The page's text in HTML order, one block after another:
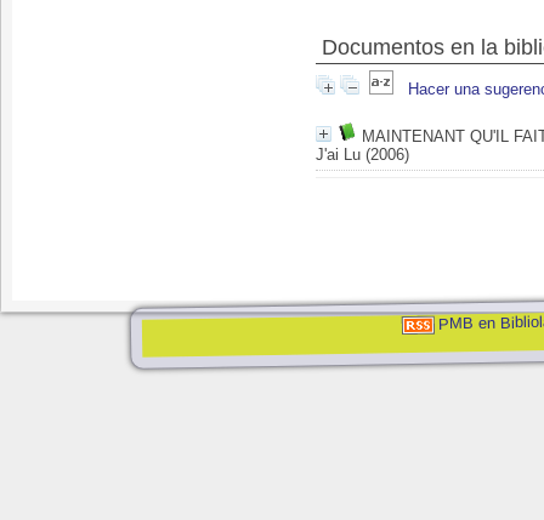
Documentos en la
Hacer una
MAINTENANT QU'IL
J'ai Lu (2006)
PMB en